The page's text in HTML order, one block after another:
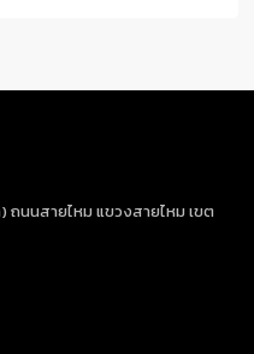
นนสายไหม แขวงสายไหม เขต